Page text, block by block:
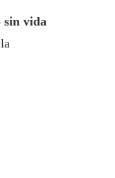
sin vida